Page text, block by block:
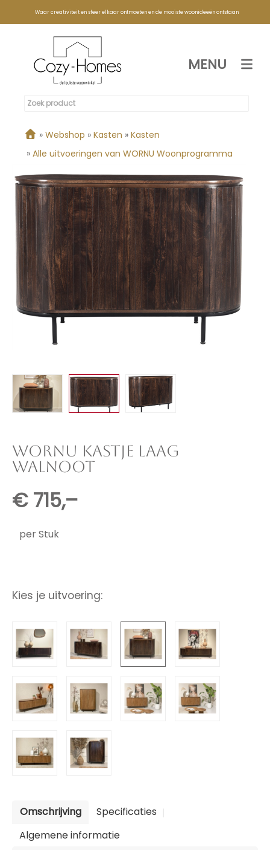
Waar creativiteit en sfeer elkaar ontmoeten en de mooiste woonideeën ontstaan
MENU
» Webshop » Kasten » Kasten
» Alle uitvoeringen van WORNU Woonprogramma
WORNU KASTJE LAAG
WALNOOT
€ 715,–
per Stuk
Kies je uitvoering:
Omschrijving
Specificaties
Algemene informatie